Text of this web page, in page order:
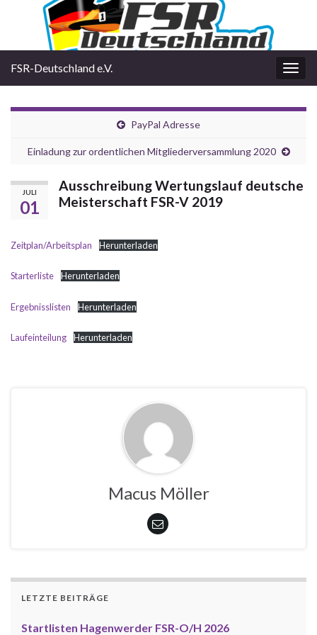
FSR-Deutschland e.V.
PayPal Adresse
Einladung zur ordentlichen Mitgliederversammlung 2020
JULI
01
Ausschreibung Wertungslauf deutsche
Meisterschaft FSR-V 2019
Zeitplan/Arbeitsplan Herunterladen
Starterliste Herunterladen
Ergebnisslisten Herunterladen
Laufeinteilung Herunterladen
Macus Möller
LETZTE BEITRÄGE
Startlisten Hagenwerder FSR-O/H 2026